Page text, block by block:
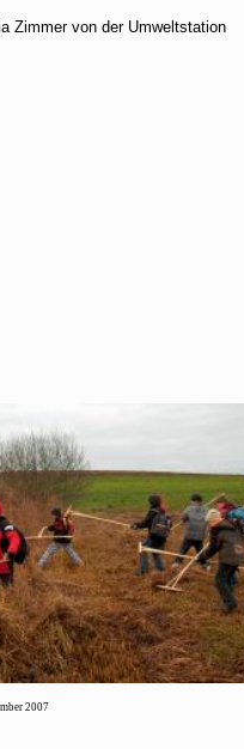
Zimmer von der Umweltstation
2007